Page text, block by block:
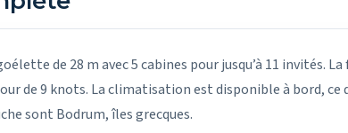
de 28 m avec 5 cabines pour jusqu’à 11 invités.
de 9 knots. La climatisation est disponible à bord,
sont Bodrum, îles grecques.